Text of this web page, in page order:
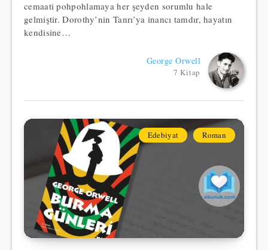
cemaati pohpohlamaya her şeyden sorumlu hale
gelmiştir. Dorothy’nin Tanrı’ya inancı tamdır, hayatın
kendisine…
George Orwell
7 Kitap
Edebiyat Roman